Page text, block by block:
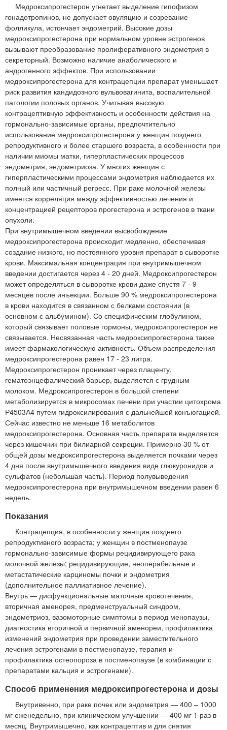
Медроксипрогестерон угнетает выделение гипофизом
гонадотропинов, не допускает овуляцию и созревание
фолликула, истончает эндометрий. Высокие дозы
медроксипрогестерона при нормальном уровне эстрогенов
вызывают преобразование пролиферативного эндометрия в
секреторный. Возможно наличие анаболического и
андрогенного эффектов. При использовании
медроксипрогестерона для контрацепции препарат уменьшает
риск развития кандидозного вульвовагинита, воспалительной
патологии половых органов. Учитывая высокую
контрацептивную эффективность и особенности действия на
гормонально-зависимые органы, предпочтительно
использование медроксипрогестерона у женщин позднего
репродуктивного и более старшего возраста, в особенности при
наличии миомы матки, гиперпластических процессов
эндометрия, эндометриоза. У многих женщин с
гиперпластическими процессами эндометрия наблюдается их
полный или частичный регресс. При раке молочной железы
имеется корреляция между эффективностью лечения и
концентрацией рецепторов прогестерона и эстрогенов в ткани
опухоли.
При внутримышечном введении высвобождение
медроксипрогестерона происходит медленно, обеспечивая
создание низкого, но постоянного уровня препарат в сыворотке
крови. Максимальная концентрация при внутримышечном
введении достигается через 4 - 20 дней. Медроксипрогестерон
может определяться в сыворотке крови даже спустя 7 - 9
месяцев после инъекции. Больше 90 % медроксипрогестерона
в крови находится в связанном с белками состоянии (в
основном с альбумином). Со специфическим глобулином,
который связывает половые гормоны, медроксипрогестерон не
связывается. Несвязанная часть медроксипрогестерона также
имеет фармакологическую активность. Объем распределения
медроксипрогестерона равен 17 - 23 литра.
Медроксипрогестерон проникает через плаценту,
гематоэнцефалический барьер, выделяется с грудным
молоком. Медроксипрогестерон в большой степени
метаболизируется в микросомах печени при участии цитохрома
Р4503А4 путем гидроксилирования с дальнейшей конъюгацией.
Сейчас известно не меньше 16 метаболитов
медроксипрогестерона. Основная часть препарата выделяется
через кишечник при билиарной секреции. Примерно 30 % от
общей дозы медроксипрогестерона выделяется почками через
4 дня после внутримышечного введения виде глюкуронидов и
сульфатов (небольшая часть). Период полувыведения
медроксипрогестерона при внутримышечном введении равен 6
недель.
Показания
Контрацепция, в особенности у женщин позднего
репродуктивного возраста; у женщин в постменопаузе
гормонально-зависимые формы рецидивирующего рака
молочной железы; рецидивирующие, неоперабельные и
метастатические карциномы почки и эндометрия
(дополнительное паллиативное лечение).
Внутрь — дисфункциональные маточные кровотечения,
вторичная аменорея, предменструальный синдром,
эндометриоз, вазомоторные симптомы в период менопаузы,
диагностика вторичной и первичной аменореи, профилактика
изменений эндометрия при проведении заместительного
лечения эстрогенами в постменопаузе, терапия и
профилактика остеопороза в постменопаузе (в комбинации с
препаратами кальция и эстрогенами).
Способ применения медроксипрогестерона и дозы
Внутривенно, при раке почек или эндометрия — 400 – 1000
мг еженедельно, при клиническом улучшении — 400 мг 1 раз в
месяц. Внутримышечно, как контрацептив и для снятия